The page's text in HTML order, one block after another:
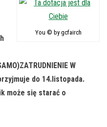
You © by gcfairch
W
przyjmuje do 14.listopada.
może się starać o